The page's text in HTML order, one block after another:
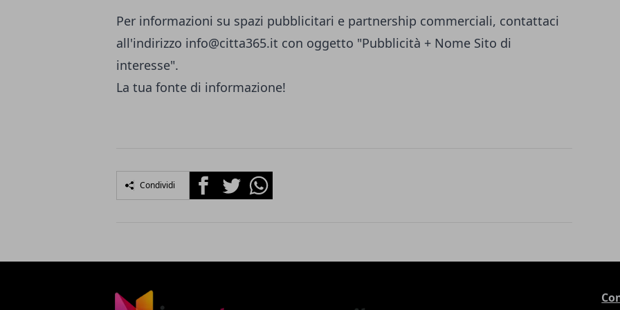
Per informazioni su spazi pubblicitari e partnership commerciali, contattaci
all'indirizzo info@citta365.it con oggetto "Pubblicità + Nome Sito di
interesse".
La tua fonte di informazione!
Condividi FacebookTwitterWhatsapp